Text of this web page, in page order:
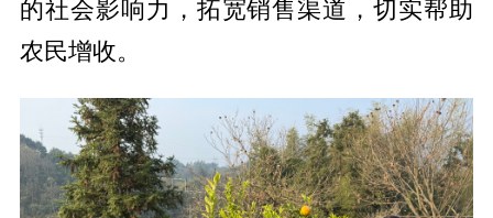
的社会影响力，拓宽销售渠道，切实帮助
农民增收。